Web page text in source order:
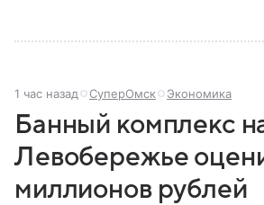
1 час назад СуперОмск Экономика
Банный комплекс
Левобережье
миллионов рублей